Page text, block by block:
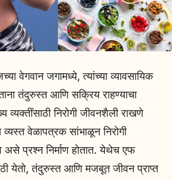
वेगवान जगामध्ये, त्यांच्या व्यावसायिक
तंदुरुस्त आणि सक्रिय राहण्याचा
व्यक्तींसाठी निरोगी जीवनशैली राखणे
वेळापत्रक सांभाळून निरोगी
असे प्रश्न निर्माण होतात. येथेच एफ
येतो, तंदुरुस्त आणि मजबूत जीवन प्राप्त